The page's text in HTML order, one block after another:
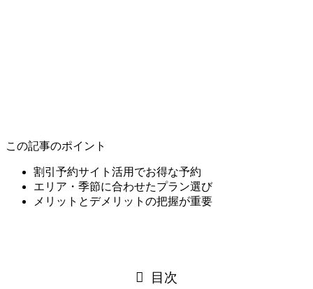
この記事のポイント
割引予約サイト活用でお得な予約
エリア・季節に合わせたプラン選び
メリットとデメリットの把握が重要
目次